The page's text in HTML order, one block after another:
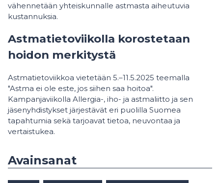
vähennetään yhteiskunnalle astmasta aiheutuvia
kustannuksia.
Astmatietoviikolla korostetaan
hoidon merkitystä
Astmatietoviikkoa vietetään 5.–11.5.2025 teemalla
"Astma ei ole este, jos siihen saa hoitoa".
Kampanjaviikolla Allergia-, iho- ja astmaliitto ja sen
jäsenyhdistykset järjestävät eri puolilla Suomea
tapahtumia sekä tarjoavat tietoa, neuvontaa ja
vertaistukea.
Avainsanat